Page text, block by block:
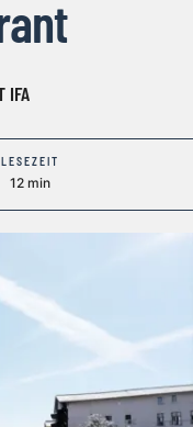
IFA
LESEZEIT
12 min